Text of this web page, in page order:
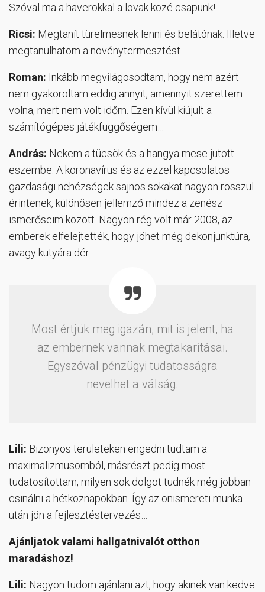
Szóval ma a haverokkal a lovak közé csapunk!
Ricsi: Megtanít türelmesnek lenni és belátónak. Illetve
megtanulhatom a növénytermesztést.
Roman: Inkább megvilágosodtam, hogy nem azért
nem gyakoroltam eddig annyit, amennyit szerettem
volna, mert nem volt időm. Ezen kívül kiújult a
számítógépes játékfüggőségem…
András: Nekem a tücsök és a hangya mese jutott
eszembe. A koronavírus és az ezzel kapcsolatos
gazdasági nehézségek sajnos sokakat nagyon rosszul
érintenek, különösen jellemző mindez a zenész
ismerőseim között. Nagyon rég volt már 2008, az
emberek elfelejtették, hogy jöhet még dekonjunktúra,
avagy kutyára dér.
Most értjük meg igazán, mit is jelent, ha
az embernek vannak megtakarításai.
Egyszóval pénzügyi tudatosságra
nevelhet a válság.
Lili: Bizonyos területeken engedni tudtam a
maximalizmusomból, másrészt pedig most
tudatosítottam, milyen sok dolgot tudnék még jobban
csinálni a hétköznapokban. Így az önismereti munka
után jön a fejlesztéstervezés…
Ajánljatok valami hallgatnivalót otthon
maradáshoz!
Lili: Nagyon tudom ajánlani azt, hogy akinek van kedve